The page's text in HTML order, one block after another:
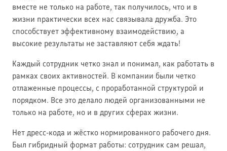
вместе не только на работе, так получилось, что и в
жизни практически всех нас связывала дружба. Это
способствует эффективному взаимодействию, а
высокие результаты не заставляют себя ждать!
Каждый сотрудник четко знал и понимал, как работать в
рамках своих активностей. В компании были четко
отлаженные процессы, с проработанной структурой и
порядком. Все это делало людей организованными не
только на работе, но и в других сферах жизни.
Нет дресс-кода и жёстко нормированного рабочего дня.
Был гибридный формат работы: сотрудник сам решал,